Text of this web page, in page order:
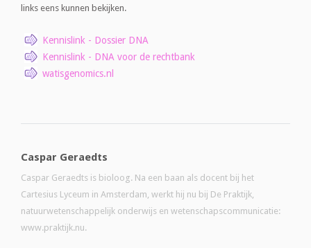
links eens kunnen bekijken.
Kennislink - Dossier DNA
Kennislink - DNA voor de rechtbank
watisgenomics.nl
Caspar Geraedts
Caspar Geraedts is bioloog. Na een baan als docent bij het
Cartesius Lyceum in Amsterdam, werkt hij nu bij De Praktijk,
natuurwetenschappelijk onderwijs en wetenschapscommunicatie:
www.praktijk.nu.